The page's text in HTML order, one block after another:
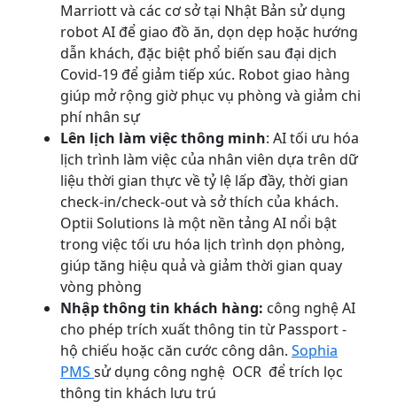
Marriott và các cơ sở tại Nhật Bản sử dụng
robot AI để giao đồ ăn, dọn dẹp hoặc hướng
dẫn khách, đặc biệt phổ biến sau đại dịch
Covid-19 để giảm tiếp xúc. Robot giao hàng
giúp mở rộng giờ phục vụ phòng và giảm chi
phí nhân sự
Lên lịch làm việc thông minh: AI tối ưu hóa
lịch trình làm việc của nhân viên dựa trên dữ
liệu thời gian thực về tỷ lệ lấp đầy, thời gian
check-in/check-out và sở thích của khách.
Optii Solutions là một nền tảng AI nổi bật
trong việc tối ưu hóa lịch trình dọn phòng,
giúp tăng hiệu quả và giảm thời gian quay
vòng phòng
Nhập thông tin khách hàng: công nghệ AI
cho phép trích xuất thông tin từ Passport -
hộ chiếu hoặc căn cước công dân. Sophia
PMS sử dụng công nghệ OCR để trích lọc
thông tin khách lưu trú